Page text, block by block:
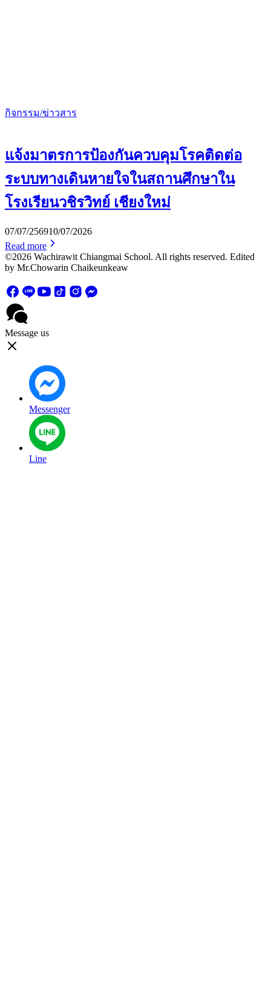
กิจกรรม/ข่าวสาร
แจ้งมาตรการป้องกันควบคุมโรคติดต่อ
ระบบทางเดินหายใจในสถานศึกษาใน
โรงเรียนวชิรวิทย์ เชียงใหม่
07/07/256910/07/2026
Read more
©2026 Wachirawit Chiangmai School. All rights reserved. Edited
by Mr.Chowarin Chaikeunkeaw
Message us
Messenger
Line